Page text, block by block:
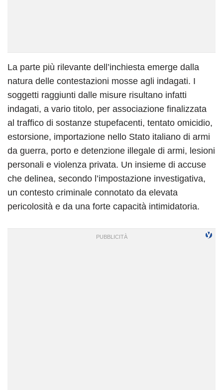
La parte più rilevante dell’inchiesta emerge dalla
natura delle contestazioni mosse agli indagati. I
soggetti raggiunti dalle misure risultano infatti
indagati, a vario titolo, per associazione finalizzata
al traffico di sostanze stupefacenti, tentato omicidio,
estorsione, importazione nello Stato italiano di armi
da guerra, porto e detenzione illegale di armi, lesioni
personali e violenza privata. Un insieme di accuse
che delinea, secondo l’impostazione investigativa,
un contesto criminale connotato da elevata
pericolosità e da una forte capacità intimidatoria.